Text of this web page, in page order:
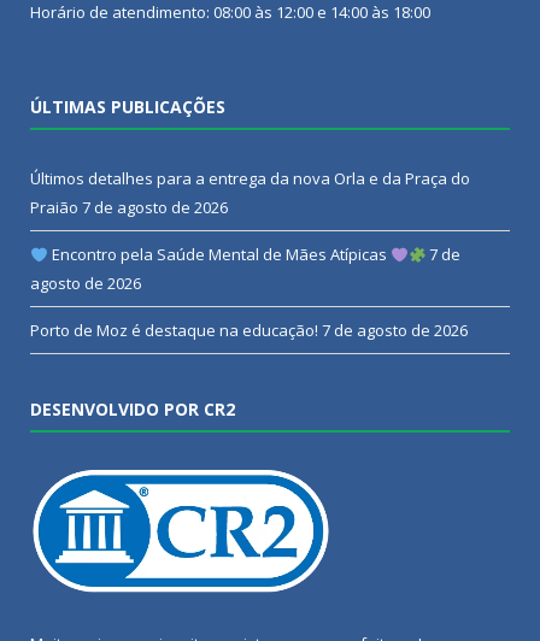
Horário de atendimento: 08:00 às 12:00 e 14:00 às 18:00
ÚLTIMAS PUBLICAÇÕES
Últimos detalhes para a entrega da nova Orla e da Praça do
Praião 7 de agosto de 2026
Encontro pela Saúde Mental de Mães Atípicas
7 de
agosto de 2026
Porto de Moz é destaque na educação! 7 de agosto de 2026
DESENVOLVIDO POR CR2